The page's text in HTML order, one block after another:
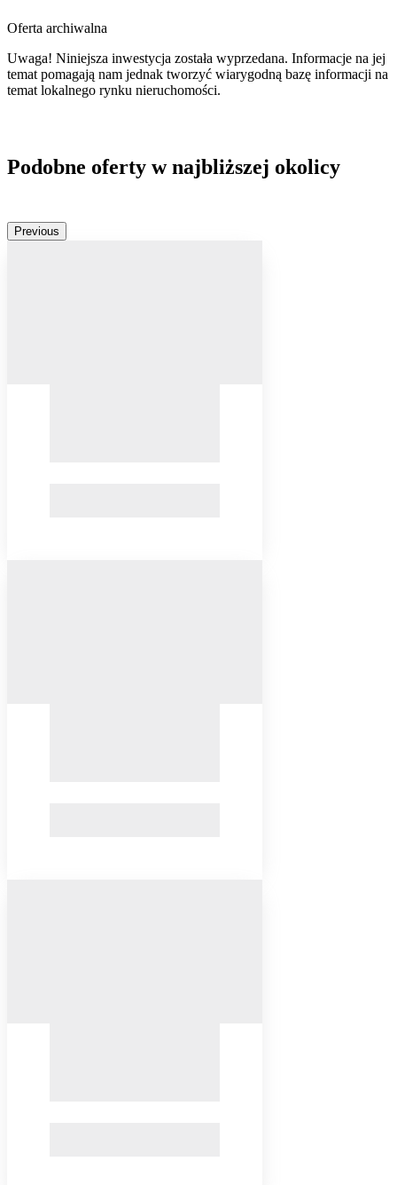
Oferta archiwalna
Uwaga! Niniejsza inwestycja została wyprzedana. Informacje na jej
temat pomagają nam jednak tworzyć wiarygodną bazę informacji na
temat lokalnego rynku nieruchomości.
Podobne oferty w najbliższej okolicy
Previous